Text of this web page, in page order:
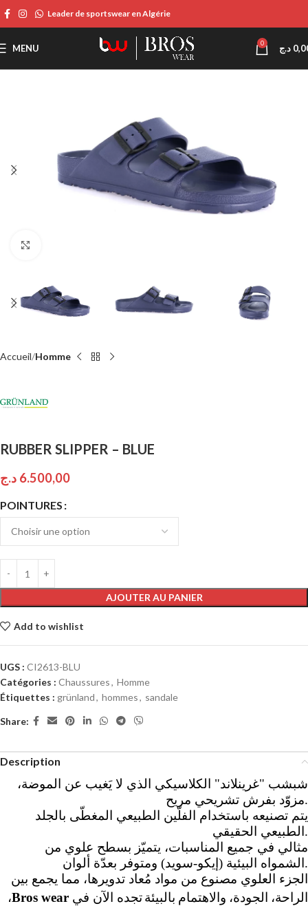
Leader de sportswear en Algérie
MENU 0 د.ج
Accueil Homme
RUBBER SLIPPER – BLUE
6.500,00 د.ج
POINTURES
AJOUTER AU PANIER
Add to wishlist
UGS : CI2613-BLU
Catégories : Chaussures, Homme
Étiquettes : grünland, hommes, sandale
Share:
Description
شبشب "غرينلاند" الكلاسيكي الذي لا يَغيب عن الموضة،
مزوّد بفرش تشريحي مريح.
يتم تصنيعه باستخدام الفلّين الطبيعي المغطّى بالجلد
الطبيعي الحقيقي .
مثالي في جميع المناسبات، يتميّز بسطح علوي من
الشمواه البيئية (إيكو-سويد) ومتوفر بعدّة ألوان .
الجزء العلوي مصنوع من مواد مُعاد تدويرها، مما يجمع بين
الراحة، الجودة، والاهتمام بالبيئةتجده الآن في Bros wear،